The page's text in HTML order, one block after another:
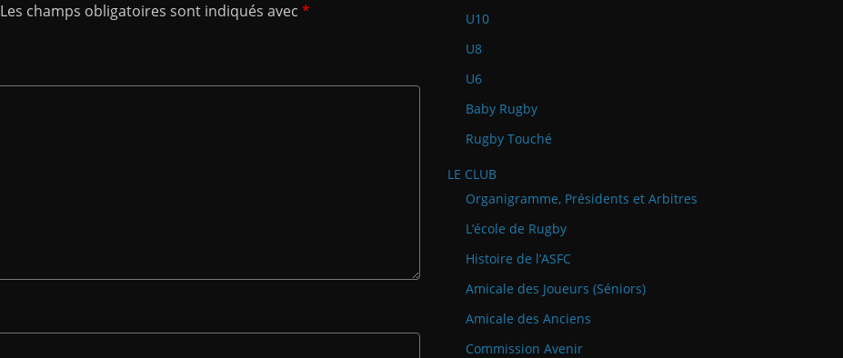
Les champs obligatoires sont indiqués avec *
U10
U8
U6
Baby Rugby
Rugby Touché
LE CLUB
Organigramme, Présidents et Arbitres
L’école de Rugby
Histoire de l’ASFC
Amicale des Joueurs (Séniors)
Amicale des Anciens
Commission Avenir